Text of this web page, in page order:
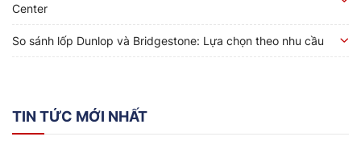
Center
So sánh lốp Dunlop và Bridgestone: Lựa chọn theo nhu cầu
TIN TỨC MỚI NHẤT